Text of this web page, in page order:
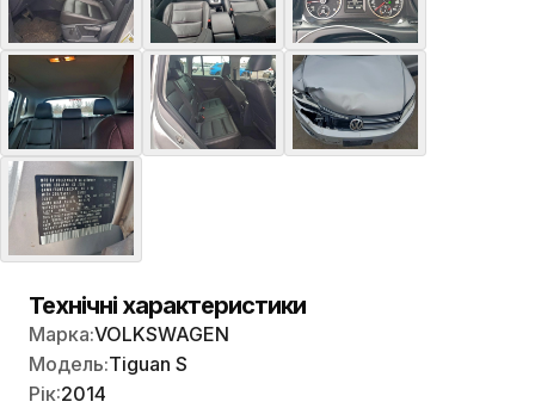
Технічні характеристики
Марка:VOLKSWAGEN
Модель:Tiguan S
Рік:2014